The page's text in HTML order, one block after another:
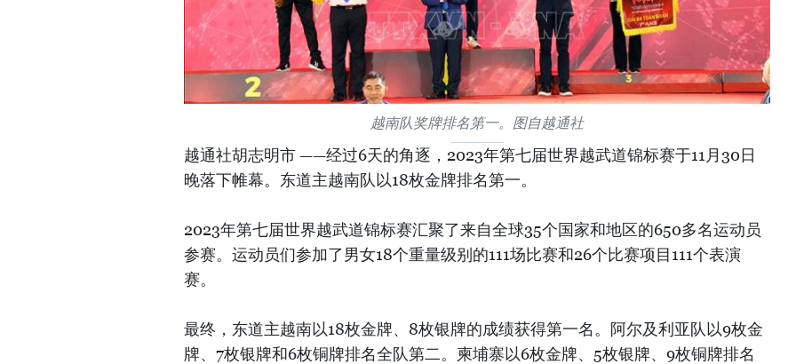
越南队奖牌排名第一。图自越通社
越通社胡志明市 ——经过6天的角逐，2023年第七届世界越武道锦标赛于11月30日
晚落下帷幕。东道主越南队以18枚金牌排名第一。
2023年第七届世界越武道锦标赛汇聚了来自全球35个国家和地区的650多名运动员
参赛。运动员们参加了男女18个重量级别的111场比赛和26个比赛项目111个表演
赛。
最终，东道主越南以18枚金牌、8枚银牌的成绩获得第一名。阿尔及利亚队以9枚金
牌、7枚银牌和6枚铜牌排名全队第二。柬埔寨以6枚金牌、5枚银牌、9枚铜牌排名